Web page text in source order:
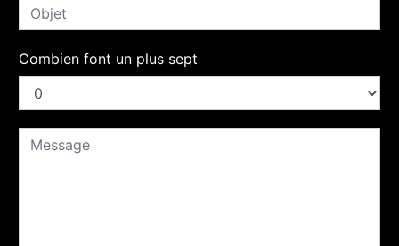
Combien font un plus sept